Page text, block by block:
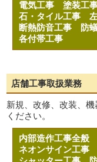
電気工事塗装工
石・タイル工事
断熱防音工事
防
各付帯工事
店舗工事取扱業務
新規、改修、改装、
ください。
内部造作工事全
ネオンサイン工